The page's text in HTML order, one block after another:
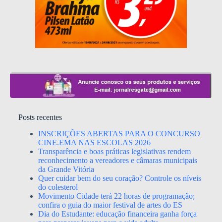
Posts recentes
INSCRIÇÕES ABERTAS PARA O CONCURSO
CINE.EMA NAS ESCOLAS 2026
Transparência e boas práticas legislativas rendem
reconhecimento a vereadores e câmaras municipais
da Grande Vitória
Quer cuidar bem do seu coração? Controle os níveis
do colesterol
Movimento Cidade terá 22 horas de programação;
confira o guia do maior festival de artes do ES
Dia do Estudante: educação financeira ganha força